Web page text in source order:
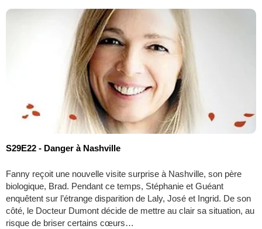
S29E22 - Danger à Nashville
Fanny reçoit une nouvelle visite surprise à Nashville, son père
biologique, Brad. Pendant ce temps, Stéphanie et Guéant
enquêtent sur l’étrange disparition de Laly, José et Ingrid. De son
côté, le Docteur Dumont décide de mettre au clair sa situation, au
risque de briser certains cœurs…